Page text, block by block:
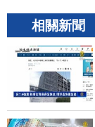
相關新聞